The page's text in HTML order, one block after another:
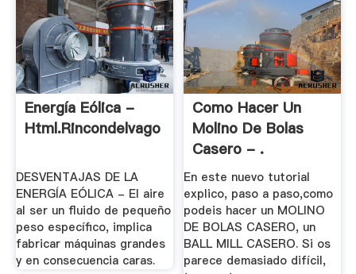
Energía Eólica -
Html.rincondelvago
DESVENTAJAS DE LA
ENERGÍA EÓLICA - El aire
al ser un fluido de pequeño
peso específico, implica
fabricar máquinas grandes
y en consecuencia caras.
Como Hacer Un
Molino De Bolas
Casero - .
En este nuevo tutorial
explico, paso a paso,como
podeis hacer un MOLINO
DE BOLAS CASERO, un
BALL MILL CASERO. Si os
parece demasiado difícil,